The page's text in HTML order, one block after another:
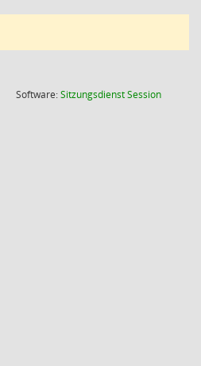
Software:SitzungsdienstSession(Wird in